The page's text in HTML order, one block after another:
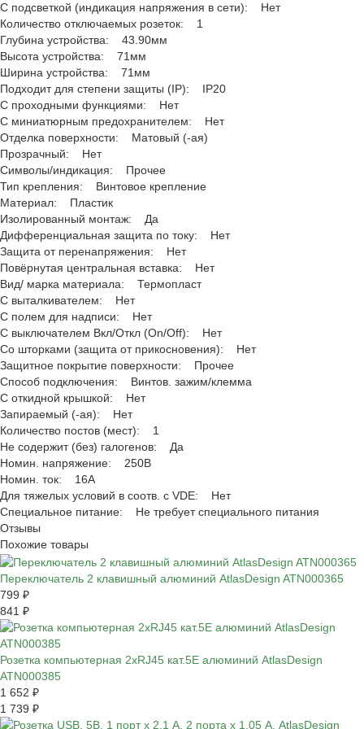
С подсветкой (индикация напряжения в сети): Нет
Количество отключаемых розеток: 1
Глубина устройства: 43.90мм
Высота устройства: 71мм
Ширина устройства: 71мм
Подходит для степени защиты (IP): IP20
С проходными функциями: Нет
С миниатюрным предохранителем: Нет
Отделка поверхности: Матовый (-ая)
Прозрачный: Нет
Символы/индикация: Прочее
Тип крепления: Винтовое крепление
Материал: Пластик
Изолированный монтаж: Да
Дифференциальная защита по току: Нет
Защита от перенапряжения: Нет
Повёрнутая центральная вставка: Нет
Вид/ марка материала: Термопласт
С выталкивателем: Нет
С полем для надписи: Нет
С выключателем Вкл/Откл (On/Off): Нет
Со шторками (защита от прикосновения): Нет
Защитное покрытие поверхности: Прочее
Способ подключения: Винтов. зажим/клемма
С откидной крышкой: Нет
Запираемый (-ая): Нет
Количество постов (мест): 1
Не содержит (без) галогенов: Да
Номин. напряжение: 250В
Номин. ток: 16А
Для тяжелых условий в соотв. с VDE: Нет
Специальное питание: Не требует специального питания
Отзывы
Похожие товары
Переключатель 2 клавишный алюминий AtlasDesign ATN000365
799 ₽
841 ₽
Розетка компьютерная 2хRJ45 кат.5E алюминий AtlasDesign
ATN000385
1 652 ₽
1 739 ₽